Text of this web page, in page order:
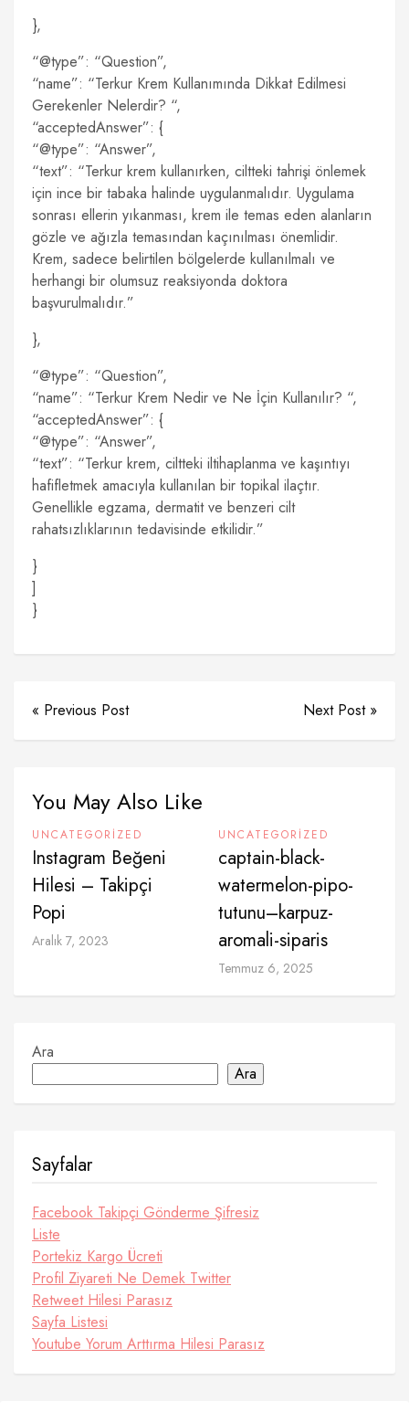
},
“@type”: “Question”,
“name”: “Terkur Krem Kullanımında Dikkat Edilmesi
Gerekenler Nelerdir? “,
“acceptedAnswer”: {
“@type”: “Answer”,
“text”: “Terkur krem kullanırken, ciltteki tahrişi önlemek
için ince bir tabaka halinde uygulanmalıdır. Uygulama
sonrası ellerin yıkanması, krem ile temas eden alanların
gözle ve ağızla temasından kaçınılması önemlidir.
Krem, sadece belirtilen bölgelerde kullanılmalı ve
herhangi bir olumsuz reaksiyonda doktora
başvurulmalıdır.”
},
“@type”: “Question”,
“name”: “Terkur Krem Nedir ve Ne İçin Kullanılır? “,
“acceptedAnswer”: {
“@type”: “Answer”,
“text”: “Terkur krem, ciltteki iltihaplanma ve kaşıntıyı
hafifletmek amacıyla kullanılan bir topikal ilaçtır.
Genellikle egzama, dermatit ve benzeri cilt
rahatsızlıklarının tedavisinde etkilidir.”
}
]
}
« Previous Post Next Post »
You May Also Like
UNCATEGORIZED
Instagram Beğeni
Hilesi – Takipçi
Popi
Aralık 7, 2023
UNCATEGORIZED
captain-black-
watermelon-pipo-
tutunu–karpuz-
aromali-siparis
Temmuz 6, 2025
Ara
Ara
Sayfalar
Facebook Takipçi Gönderme Şifresiz
Liste
Portekiz Kargo Ücreti
Profil Ziyareti Ne Demek Twitter
Retweet Hilesi Parasız
Sayfa Listesi
Youtube Yorum Arttırma Hilesi Parasız